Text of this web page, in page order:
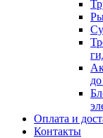
Оплата и
Контакты